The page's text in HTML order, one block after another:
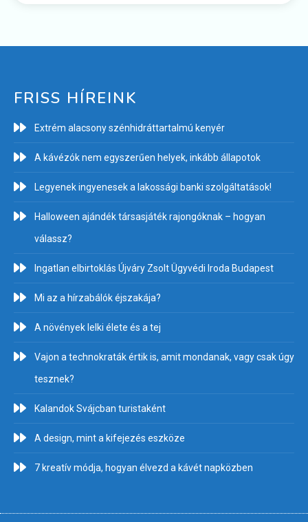
FRISS HÍREINK
Extrém alacsony szénhidráttartalmú kenyér
A kávézók nem egyszerűen helyek, inkább állapotok
Legyenek ingyenesek a lakossági banki szolgáltatások!
Halloween ajándék társasjáték rajongóknak – hogyan
válassz?
Ingatlan elbirtoklás Újváry Zsolt Ügyvédi Iroda Budapest
Mi az a hírzabálók éjszakája?
A növények lelki élete és a tej
Vajon a technokraták értik is, amit mondanak, vagy csak úgy
tesznek?
Kalandok Svájcban turistaként
A design, mint a kifejezés eszköze
7 kreatív módja, hogyan élvezd a kávét napközben